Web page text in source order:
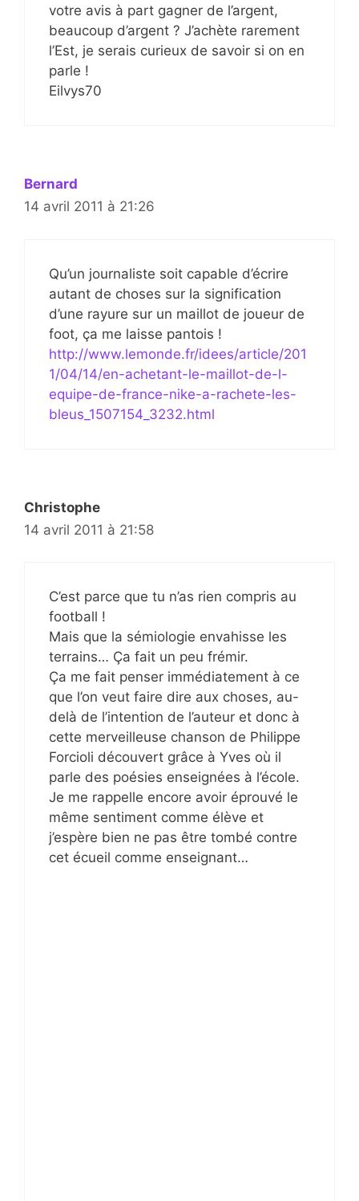
votre avis à part gagner de l’argent,
beaucoup d’argent ? J’achète rarement
l’Est, je serais curieux de savoir si on en
parle !
Eilvys70
Bernard
14 avril 2011 à 21:26
Qu’un journaliste soit capable d’écrire
autant de choses sur la signification
d’une rayure sur un maillot de joueur de
foot, ça me laisse pantois !
http://www.lemonde.fr/idees/article/201
1/04/14/en-achetant-le-maillot-de-l-
equipe-de-france-nike-a-rachete-les-
bleus_1507154_3232.html
Christophe
14 avril 2011 à 21:58
C’est parce que tu n’as rien compris au
football !
Mais que la sémiologie envahisse les
terrains… Ça fait un peu frémir.
Ça me fait penser immédiatement à ce
que l’on veut faire dire aux choses, au-
delà de l’intention de l’auteur et donc à
cette merveilleuse chanson de Philippe
Forcioli découvert grâce à Yves où il
parle des poésies enseignées à l’école.
Je me rappelle encore avoir éprouvé le
même sentiment comme élève et
j’espère bien ne pas être tombé contre
cet écueil comme enseignant…